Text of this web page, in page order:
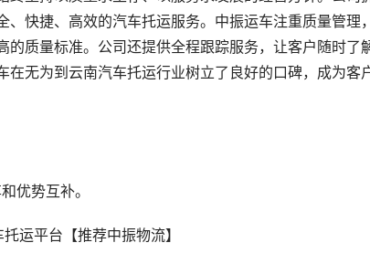
快捷、高效的汽车托运服务。中振运车注重质量管理
质量标准。公司还提供全程跟踪服务，让客户随时了
无为到云南汽车托运行业树立了良好的口碑，成为客
优势互补。